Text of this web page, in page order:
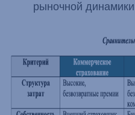
рыночной